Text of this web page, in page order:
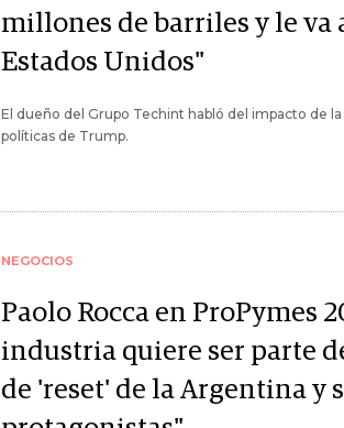
millones de barriles y le va
Estados Unidos"
El dueño del Grupo Techint habló del impacto de
políticas de Trump.
NEGOCIOS
Paolo Rocca en ProPymes
industria quiere ser parte
de 'reset' de la Argentina y